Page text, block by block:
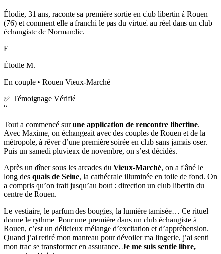
Élodie, 31 ans, raconte sa première sortie en club libertin à Rouen
(76) et comment elle a franchi le pas du virtuel au réel dans un club
échangiste de Normandie.
E
Élodie M.
En couple • Rouen Vieux-Marché
✅ Témoignage Vérifié
“
Tout a commencé surune application de rencontre libertine.
Avec Maxime, on échangeait avec des couples de Rouen et de la
métropole, à rêver d’une première soirée en club sans jamais oser.
Puis un samedi pluvieux de novembre, on s’est décidés.
Après un dîner sous les arcades du Vieux-Marché, on a flâné le
long des quais de Seine, la cathédrale illuminée en toile de fond. On
a compris qu’on irait jusqu’au bout : direction un club libertin du
centre de Rouen.
Le vestiaire, le parfum des bougies, la lumière tamisée… Ce rituel
donne le rythme. Pour une première dans un club échangiste à
Rouen, c’est un délicieux mélange d’excitation et d’appréhension.
Quand j’ai retiré mon manteau pour dévoiler ma lingerie, j’ai senti
mon trac se transformer en assurance. Je me suis sentie libre,